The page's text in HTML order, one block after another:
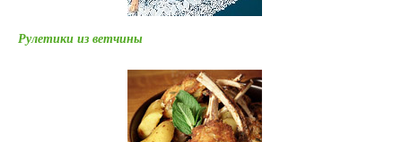
Рулетики из ветчины